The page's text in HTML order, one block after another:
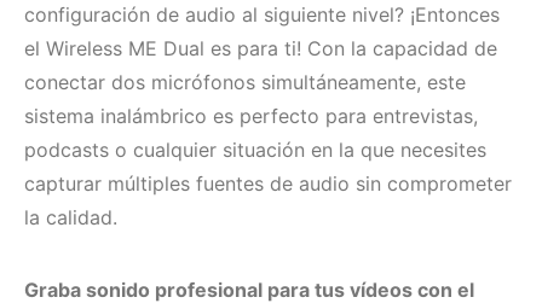
configuración de audio al siguiente nivel? ¡Entonces
el Wireless ME Dual es para ti! Con la capacidad de
conectar dos micrófonos simultáneamente, este
sistema inalámbrico es perfecto para entrevistas,
podcasts o cualquier situación en la que necesites
capturar múltiples fuentes de audio sin comprometer
la calidad.
Graba sonido profesional para tus vídeos con el